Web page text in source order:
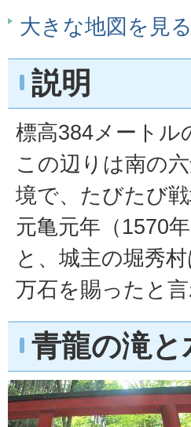
大きな地図を見
説明
標高384メートル
この辺りは南の
境で、たびたび戦
元亀元年（1570
と、城主の堀秀
万石を賜ったと言
青龍の滝と